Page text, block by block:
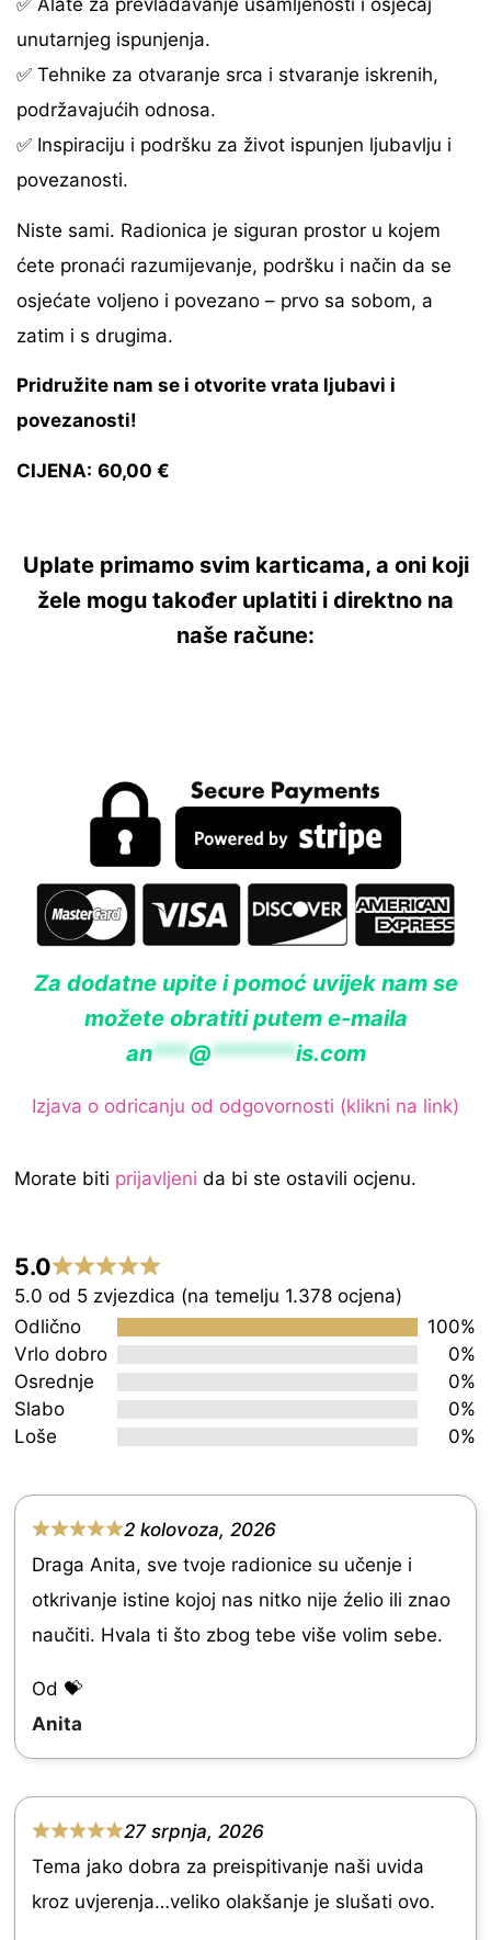
✅ Alate za prevladavanje usamljenosti i osjećaj
unutarnjeg ispunjenja.
✅ Tehnike za otvaranje srca i stvaranje iskrenih,
podržavajućih odnosa.
✅ Inspiraciju i podršku za život ispunjen ljubavlju i
povezanosti.
Niste sami. Radionica je siguran prostor u kojem
ćete pronaći razumijevanje, podršku i način da se
osjećate voljeno i povezano – prvo sa sobom, a
zatim i s drugima.
Pridružite nam se i otvorite vrata ljubavi i
povezanosti!
CIJENA: 60,00 €
Uplate primamo svim karticama, a oni koji
žele mogu također uplatiti i direktno na
naše račune:
Za dodatne upite i pomoć uvijek nam se
možete obratiti putem e-maila
an***@*******is.com
Izjava o odricanju od odgovornosti (klikni na link)
Morate biti prijavljeni da bi ste ostavili ocjenu.
5.0
Rated
5.0
out
of
5.0 od 5 zvjezdica (na temelju 1.378 ocjena)
Odlično
100%
Vrlo dobro
0%
Osrednje
0%
Slabo
0%
Loše
0%
d
5
.
0
o
u
t
2 kolovoza, 2026
Draga Anita, sve tvoje radionice su učenje i
otkrivanje istine kojoj nas nitko nije źelio ili znao
naučiti. Hvala ti što zbog tebe više volim sebe.
Od 💝
Anita
a
27 srpnja, 2026
Tema jako dobra za preispitivanje naši uvida
kroz uvjerenja…veliko olakšanje je slušati ovo.